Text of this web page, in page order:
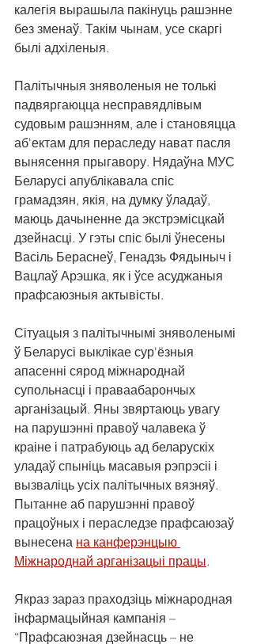
калегія вырашыла пакінуць рашэнне
без зменаў. Такім чынам, усе скаргі
былі адхіленыя.
Палітычныя зняволеныя не толькі
падвяргаюцца несправядлівым
судовым рашэнням, але і становяцца
аб'ектам для пераследу нават пасля
вынясення прыгавору. Нядаўна МУС
Беларусі апублікавала спіс
грамадзян, якія, на думку ўладаў,
маюць дачыненне да экстрэмісцкай
дзейнасці. У гэты спіс былі ўнесены
Васіль Бераснеў, Генадзь Фядыныч і
Вацлаў Арэшка, як і ўсе асуджаныя
прафсаюзныя актывісты.
Сітуацыя з палітычнымі зняволенымі
ў Беларусі выклікае сур'ёзныя
апасенні сярод міжнароднай
супольнасці і праваабарончых
арганізацый. Яны звяртаюць увагу
на парушэнні правоў чалавека ў
краіне і патрабуюць ад беларускіх
уладаў спыніць масавыя рэпрэсіі і
вызваліць усіх палітычных вязняў.
Пытанне аб парушэнні правоў
працоўных і пераследзе прафсаюзаў
вынесена на канферэнцыю
Міжнароднай арганізацыі працы.
Якраз зараз праходзіць міжнародная
інфармацыйная кампанія –
“Прафсаюзная дзейнасць – не